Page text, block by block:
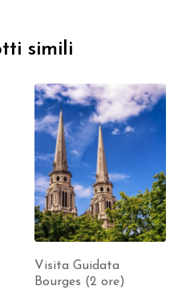
simili
Visita Guidata
Bourges (2 ore)